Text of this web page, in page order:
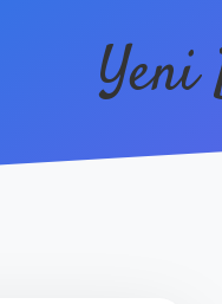
Yeni